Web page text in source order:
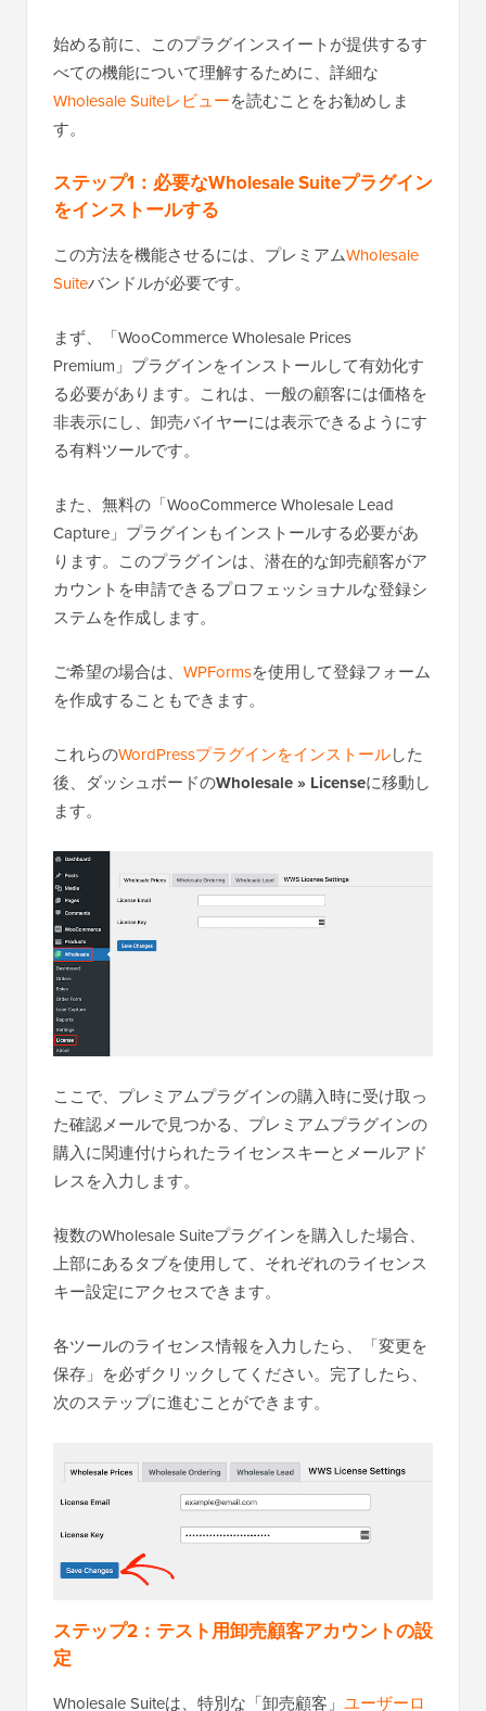
始める前に、このプラグインスイートが提供するす
べての機能について理解するために、詳細な
Wholesale Suiteレビューを読むことをお勧めしま
す。
ステップ1：必要なWholesale Suiteプラグイン
をインストールする
この方法を機能させるには、プレミアムWholesale
Suiteバンドルが必要です。
まず、「WooCommerce Wholesale Prices
Premium」プラグインをインストールして有効化す
る必要があります。これは、一般の顧客には価格を
非表示にし、卸売バイヤーには表示できるようにす
る有料ツールです。
また、無料の「WooCommerce Wholesale Lead
Capture」プラグインもインストールする必要があ
ります。このプラグインは、潜在的な卸売顧客がア
カウントを申請できるプロフェッショナルな登録シ
ステムを作成します。
ご希望の場合は、 WPFormsを使用して登録フォーム
を作成することもできます。
これらのWordPressプラグインをインストールした
後、ダッシュボードのWholesale » Licenseに移動し
ます。
ここで、プレミアムプラグインの購入時に受け取っ
た確認メールで見つかる、プレミアムプラグインの
購入に関連付けられたライセンスキーとメールアド
レスを入力します。
複数のWholesale Suiteプラグインを購入した場合、
上部にあるタブを使用して、それぞれのライセンス
キー設定にアクセスできます。
各ツールのライセンス情報を入力したら、「変更を
保存」を必ずクリックしてください。完了したら、
次のステップに進むことができます。
ステップ2：テスト用卸売顧客アカウントの設
定
Wholesale Suiteは、特別な「卸売顧客」 ユーザーロ